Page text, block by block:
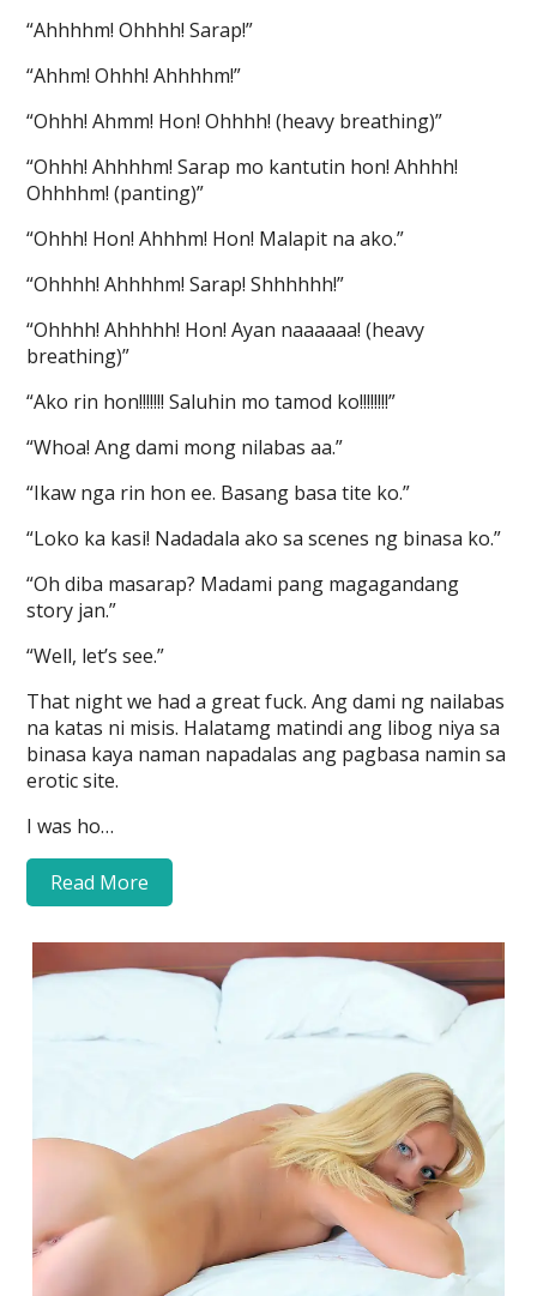
“Ahhhhm! Ohhhh! Sarap!”
“Ahhm! Ohhh! Ahhhhm!”
“Ohhh! Ahmm! Hon! Ohhhh! (heavy breathing)”
“Ohhh! Ahhhhm! Sarap mo kantutin hon! Ahhhh!
Ohhhhm! (panting)”
“Ohhh! Hon! Ahhhm! Hon! Malapit na ako.”
“Ohhhh! Ahhhhm! Sarap! Shhhhhh!”
“Ohhhh! Ahhhhh! Hon! Ayan naaaaaa! (heavy
breathing)”
“Ako rin hon!!!!!!! Saluhin mo tamod ko!!!!!!!!”
“Whoa! Ang dami mong nilabas aa.”
“Ikaw nga rin hon ee. Basang basa tite ko.”
“Loko ka kasi! Nadadala ako sa scenes ng binasa ko.”
“Oh diba masarap? Madami pang magagandang
story jan.”
“Well, let’s see.”
That night we had a great fuck. Ang dami ng nailabas
na katas ni misis. Halatamg matindi ang libog niya sa
binasa kaya naman napadalas ang pagbasa namin sa
erotic site.
I was ho…
Read More